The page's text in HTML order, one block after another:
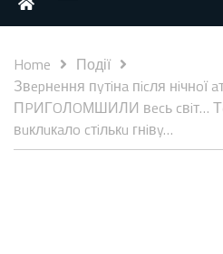
Home
Події
Звepнeння пyтiнa пicля нiчнoї
ПPИГOЛOМШИЛИ вecь cвiт…
вuклuкaлo cтiлькu гнiвy…